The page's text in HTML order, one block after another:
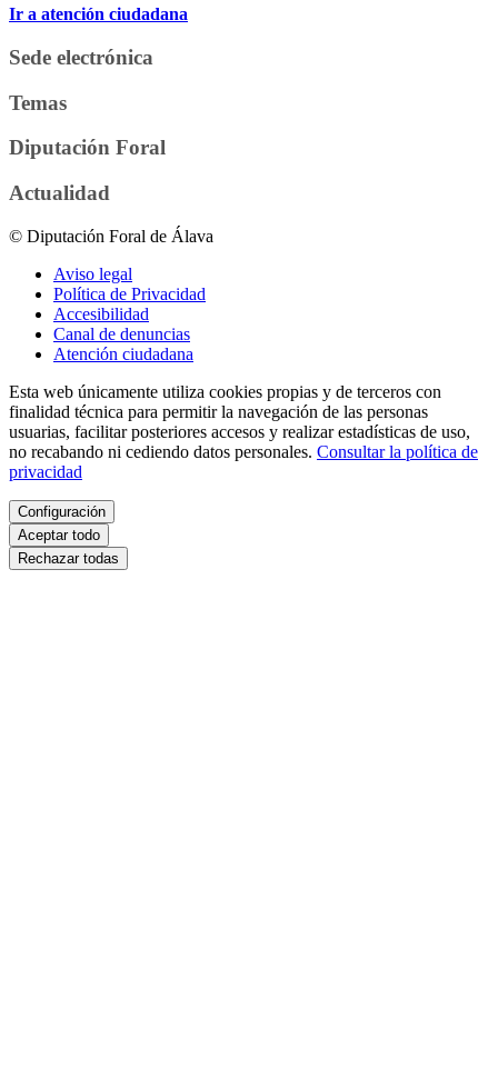
Ir a atención ciudadana
Sede electrónica
Temas
Diputación Foral
Actualidad
© Diputación Foral de Álava
Aviso legal
Política de Privacidad
Accesibilidad
Canal de denuncias
Atención ciudadana
Esta web únicamente utiliza cookies propias y de terceros con
finalidad técnica para permitir la navegación de las personas
usuarias, facilitar posteriores accesos y realizar estadísticas de uso,
no recabando ni cediendo datos personales. Consultar la política de
privacidad
Configuración
Aceptar todo
Rechazar todas